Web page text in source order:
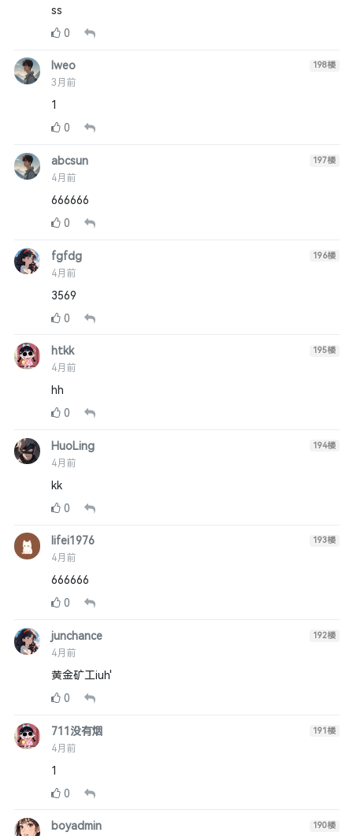
ss
0
lweo
3月前
198楼
1
0
abcsun
4月前
197楼
666666
0
fgfdg
4月前
196楼
3569
0
htkk
4月前
195楼
hh
0
HuoLing
4月前
194楼
kk
0
lifei1976
4月前
193楼
666666
0
junchance
4月前
192楼
黄金矿工iuh'
0
711没有烟
4月前
191楼
1
0
boyadmin 190楼